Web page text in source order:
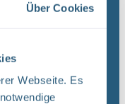
Über Cookies
Webseite. Es
ein Endlager
Und wie
Verfahren ...